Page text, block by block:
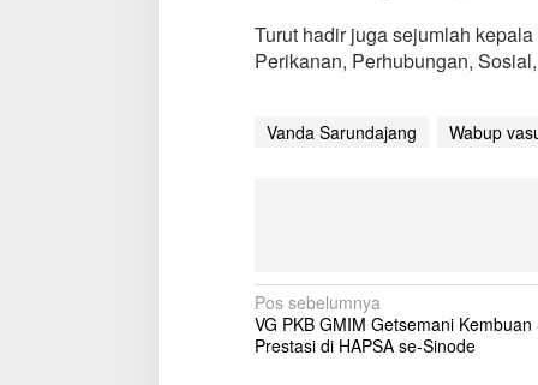
Turut hadir juga sejumlah
Perikanan, Perhubungan,
Vanda Sarundajang Wabup
N
a
Pos sebelumnya
VG PKB GMIM Getsemani Kembuan
Prestasi di HAPSA se-Sinode